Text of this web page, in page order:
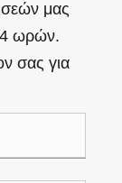
μας
ωρών.
σας για